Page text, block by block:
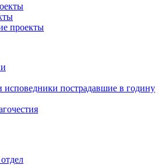
проекты
пострадавшие в годину